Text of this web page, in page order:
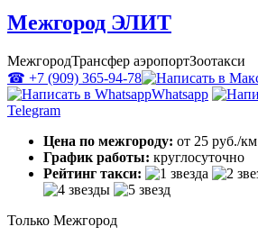
Межгород ЭЛИТ
МежгородТрансфер аэропортЗоотакси
☎ +7 (909) 365-94-78
Whatsapp
Telegram
Цена по межгороду: от 25 руб./км
График работы: круглосуточно
Рейтинг такси:
Только Межгород